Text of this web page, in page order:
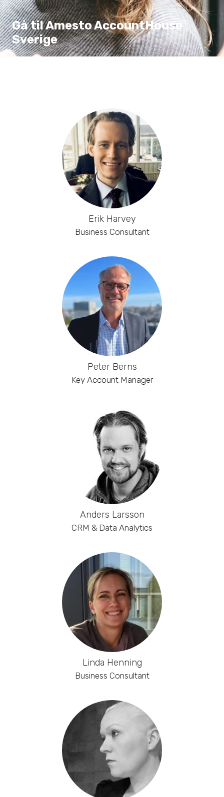
Gå til Amesto AccountHouse
Sverige
Erik Harvey
Business Consultant
Peter Berns
Key Account Manager
Anders Larsson
CRM & Data Analytics
Linda Henning
Business Consultant